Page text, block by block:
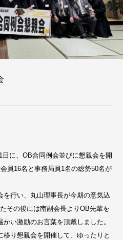
に、OB合同例会並びに懇親会を開
員16名と事務局員1名の総勢50名が
行い、丸山理事長が今期の意気込
その後には南副会長よりOB先輩を
い激励のお言葉を頂戴しました。
り懇親会を開催して、ゆったりと